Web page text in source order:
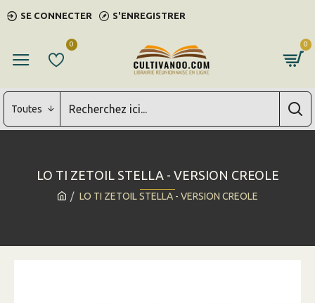
SE CONNECTER S'ENREGISTRER
0 0
Toutes
LO TI ZETOIL STELLA - VERSION CREOLE
LO TI ZETOIL STELLA - VERSION CREOLE